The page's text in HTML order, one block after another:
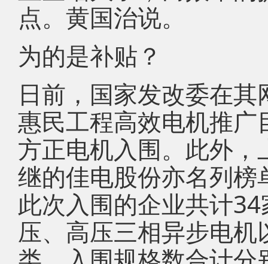
点。黄国治说。
为的是补贴？
日前，国家发改委在
惠民工程高效电机推
方正电机入围。此外，
继的佳电股份亦名列
此次入围的企业共计
压、高压三相异步电